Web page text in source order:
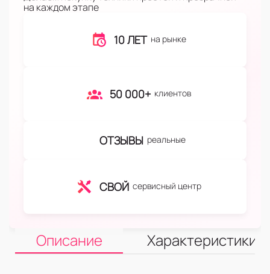
на каждом этапе
10 ЛЕТ на рынке
50 000+ клиентов
ОТЗЫВЫ реальные
СВОЙ сервисный центр
Описание Характеристики